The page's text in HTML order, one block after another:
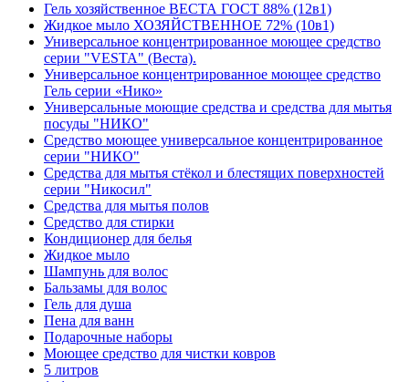
Гель хозяйственное ВЕСТА ГОСТ 88% (12в1)
Жидкое мыло ХОЗЯЙСТВЕННОЕ 72% (10в1)
Универсальное концентрированное моющее средство
серии "VESTA" (Веста).
Универсальное концентрированное моющее средство
Гель серии «Нико»
Универсальные моющие средства и средства для мытья
посуды "НИКО"
Средство моющее универсальное концентрированное
серии "НИКО"
Средства для мытья стёкол и блестящих поверхностей
серии "Никосил"
Средства для мытья полов
Средство для стирки
Кондиционер для белья
Жидкое мыло
Шампунь для волос
Бальзамы для волос
Гель для душа
Пена для ванн
Подарочные наборы
Моющее средство для чистки ковров
5 литров